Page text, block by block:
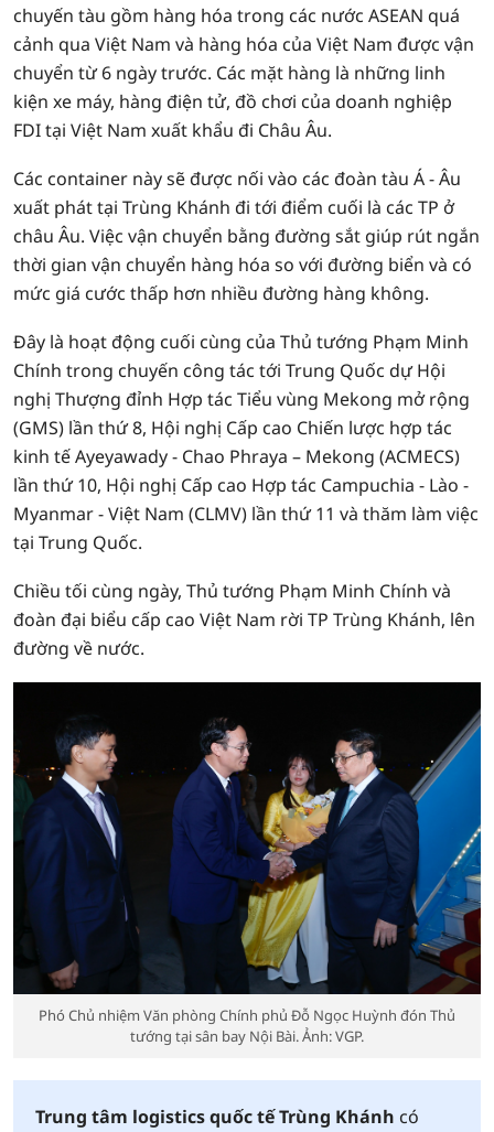
chuyến tàu gồm hàng hóa trong các nước ASEAN quá
cảnh qua Việt Nam và hàng hóa của Việt Nam được vận
chuyển từ 6 ngày trước. Các mặt hàng là những linh
kiện xe máy, hàng điện tử, đồ chơi của doanh nghiệp
FDI tại Việt Nam xuất khẩu đi Châu Âu.
Các container này sẽ được nối vào các đoàn tàu Á - Âu
xuất phát tại Trùng Khánh đi tới điểm cuối là các TP ở
châu Âu. Việc vận chuyển bằng đường sắt giúp rút ngắn
thời gian vận chuyển hàng hóa so với đường biển và có
mức giá cước thấp hơn nhiều đường hàng không.
Đây là hoạt động cuối cùng của Thủ tướng Phạm Minh
Chính trong chuyến công tác tới Trung Quốc dự Hội
nghị Thượng đỉnh Hợp tác Tiểu vùng Mekong mở rộng
(GMS) lần thứ 8, Hội nghị Cấp cao Chiến lược hợp tác
kinh tế Ayeyawady - Chao Phraya – Mekong (ACMECS)
lần thứ 10, Hội nghị Cấp cao Hợp tác Campuchia - Lào -
Myanmar - Việt Nam (CLMV) lần thứ 11 và thăm làm việc
tại Trung Quốc.
Chiều tối cùng ngày, Thủ tướng Phạm Minh Chính và
đoàn đại biểu cấp cao Việt Nam rời TP Trùng Khánh, lên
đường về nước.
Phó Chủ nhiệm Văn phòng Chính phủ Đỗ Ngọc Huỳnh đón Thủ
tướng tại sân bay Nội Bài. Ảnh: VGP.
Trung tâm logistics quốc tế Trùng Khánh có